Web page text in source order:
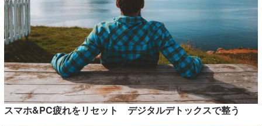
スマホ&PC疲れをリセット デジタルデトックスで整う